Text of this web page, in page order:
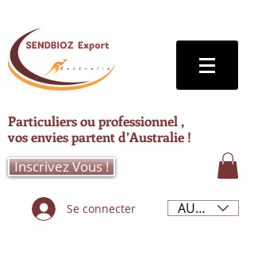
Particuliers ou professionnel ,
vos envies partent d’Australie !
Inscrivez Vous !
Se connecter AUD (AU$)